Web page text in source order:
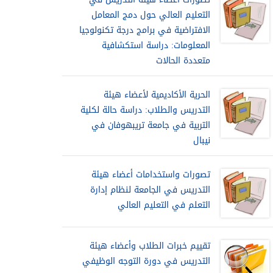
التعليم العالي حول دمج المعامل
الافتراضية في برامج درجة تكنولوجيا
المعلومات: دراسة استكشافية
متعددة الحالات
الحرية الأكاديمية لأعضاء هيئة
التدريس والطلاب: دراسة حالة لكلية
التربية في جامعة تريبهوفان في
نيبال
تصورات واستخدامات أعضاء هيئة
التدريس في الجامعة لنظام إدارة
التعلم في التعليم العالي
تقييم خبرات الطلاب وأعضاء هيئة
التدريس في دورة التوجه الوظيفي